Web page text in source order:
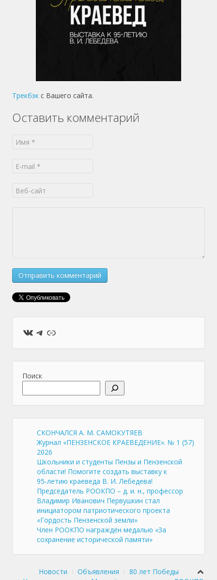
Трекбэк с Вашего сайта.
Оставить комментарий
ВКонтакте
Telegram
Ссылка
Поиск
СКОНЧАЛСЯ А. М. САМОКУТЯЕВ
Журнал «ПЕНЗЕНСКОЕ КРАЕВЕДЕНИЕ». № 1 (57)
2026
Школьники и студенты Пензы и Пензенской
области! Помогите создать выставку к
95‑летию краеведа В. И. Лебедева!
Председатель РООКПО – д. и. н., профессор
Владимир Иванович Первушкин стал
инициатором патриотического проекта
«Гордость Пензенской земли»
Член РООКПО награждён медалью «За
сохранение исторической памяти»
Новости Объявления
80 лет Победы